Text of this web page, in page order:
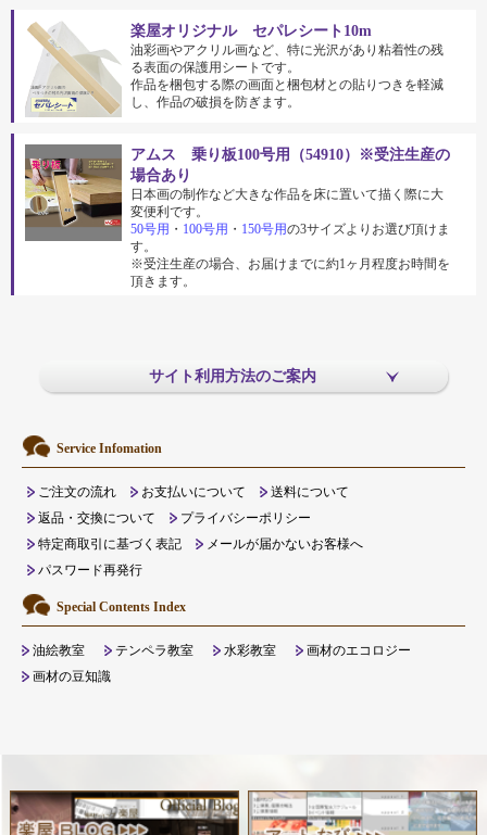
楽屋オリジナル セパレシート10m
油彩画やアクリル画など、特に光沢があり粘着性の残
る表面の保護用シートです。
作品を梱包する際の画面と梱包材との貼りつきを軽減
し、作品の破損を防ぎます。
アムス 乗り板100号用（54910）※受注生産の
場合あり
日本画の制作など大きな作品を床に置いて描く際に大
変便利です。
50号用 ・ 100号用 ・ 150号用の3サイズよりお選び頂けま
す。
※受注生産の場合、お届けまでに約1ヶ月程度お時間を
頂きます。
サイト利用方法のご案内
Service Infomation
ご注文の流れ お支払いについて
送料について
返品・交換について
プライバシーポリシー
特定商取引に基づく表記
メールが届かないお客様へ
パスワード再発行
Special Contents Index
油絵教室 テンペラ教室 水彩教室
画材のエコロジー
画材の豆知識